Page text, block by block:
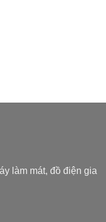
làm mát, đồ điện gia